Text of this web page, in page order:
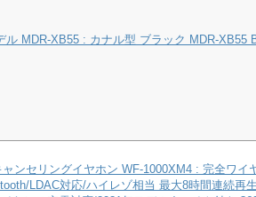
ル MDR-XB55 : カナル型 ブラック MDR-XB55
ンセリングイヤホン WF-1000XM4 : 完全ワイ
LDAC対応/ハイレゾ相当 最大8時間連続再